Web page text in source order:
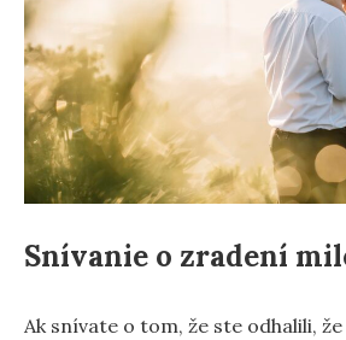
Snívanie o zradení
Ak snívate o tom, že ste odhalili,